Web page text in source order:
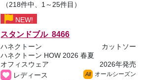
（218件中、1～25件目）
NEW!
スタンドブル 8466
ハネクトーン
カットソー
ハネクトーン HOW 2026 春夏
オフィスウェア
2026年発売
レディース
All オールシーズン